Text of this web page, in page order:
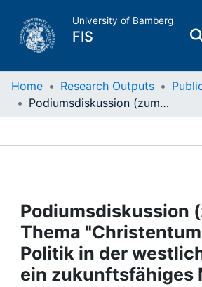
University of Bamberg
FIS
Home
Projects
People
Institutions
Home Research Outputs
Podiumsdiskussion (zum Thema "Christentum und Politik in der westlichen Welt - ein zukunftsfähiges Modell?")
Podiumsdiskussion
Thema
Politik in der
ein zukunftsfähiges